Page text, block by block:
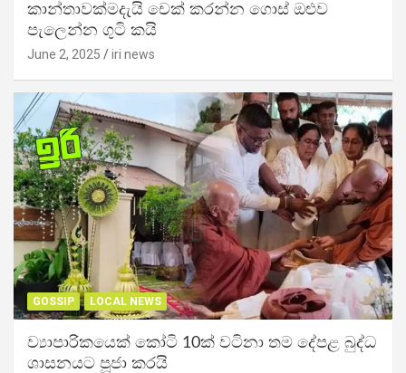
කාන්තාවක්මදැයි චෙක් කරන්න ගොස් ඔළුව
පැලෙන්න ගුටි කයි
June 2, 2025 iri news
GOSSIP LOCAL NEWS
ව්‍යාපාරිකයෙක් කෝටි 10ක් වටිනා තම දේපළ බුද්ධ
ශාසනයට පූජා කරයි